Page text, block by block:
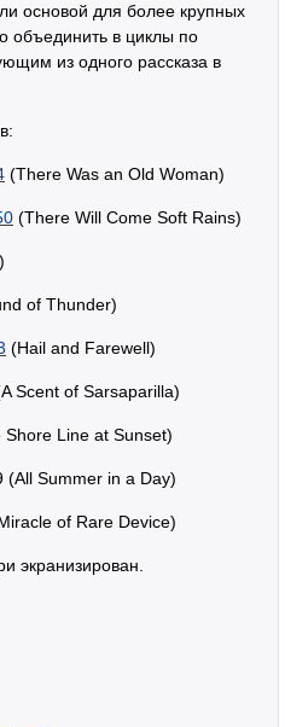
основой для более крупных
объединить в циклы по
из одного рассказа в
(There Was an Old Woman)
(There Will Come Soft Rains)
of Thunder)
(Hail and Farewell)
Scent of Sarsaparilla)
Shore Line at Sunset)
(All Summer in a Day)
of Rare Device)
экранизирован.